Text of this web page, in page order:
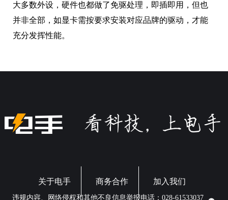
大多数外设，硬件也都做了免驱处理，即插即用，但也
并非全部，如显卡需按要求安装对应品牌的驱动，才能
充分发挥性能。
关于电手 商务合作 加入我们
违规内容、网络侵权和其他不良信息举报电话：028-61533037